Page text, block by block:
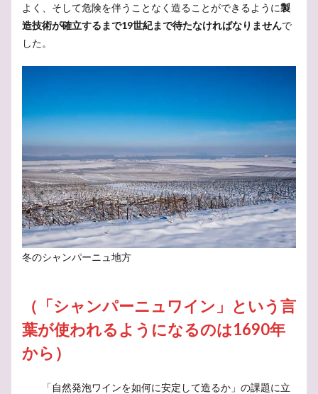
よく、そして危険を伴うことなく造ることができるように製
造技術が確立するまで19世紀まで待たなければなりませんで
した。
冬のシャンパーニュ地方
（「シャンパーニュワイン」という言
葉が使われるようになるのは1690年
から）
「自然発泡ワインを如何に安定して造るか」の課題に立
grapevine
G.H.MUMM FIT終了
AOC
オレゴン
オーストラリア
エンジェルトランペット
アッサンブラージュ
ヴーヴ・クリコ
ヴーヴ イタリア
アンケート
アルザス
アメリカ
セントラル・オタゴ
ソノマ
ルイ16世 ポムロール
マッチング
マコネ
ボルドー ポル・ロジェ
ボランジェ
ポメリー
ボトル マリアージュ
ホテイアオイ
ブログ
ランス ルイ15世
ルイ14世
ルイーズ・ポメリー
リュイナール
リースリング
ランブルスコ